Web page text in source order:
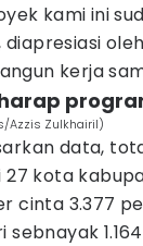
kami ini
diapresiasi
kerja
Azzis Zulkhairil)
data,
27 kota
cinta 3.377
sebnayak